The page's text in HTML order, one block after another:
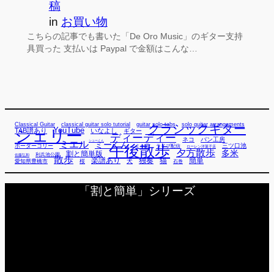
稿
in お買い物
こちらの記事でも書いた「De Oro Music」のギター支持
具買った 支払いは Paypal で金額はこんな…
Classical Guitar classical guitar solo tutorial guitar solo tabs solo guitar arrangements
TAB譜あり YouTube いなよし ギター クラシックギター
シェリー シューくん ディーディー ネコ パン工房
ボーダーコリー ミエル ミーくん ミー君 ライブ配信 ローレン洋菓子店 三ツ口池
佐藤弘和 利兵池公園 割と簡単版 午後散歩 夕方散歩 多米
愛知県豊橋市 散歩 桜 楽譜あり 犬 独奏 猫 石巻 簡単
「割と簡単」シリーズ